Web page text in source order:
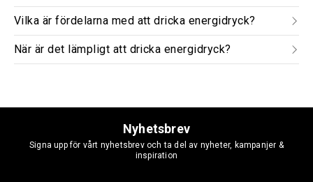
Vilka är fördelarna med att dricka energidryck?
När är det lämpligt att dricka energidryck?
Nyhetsbrev
Signa upp för vårt nyhetsbrev och ta del av nyheter, kampanjer &
inspiration